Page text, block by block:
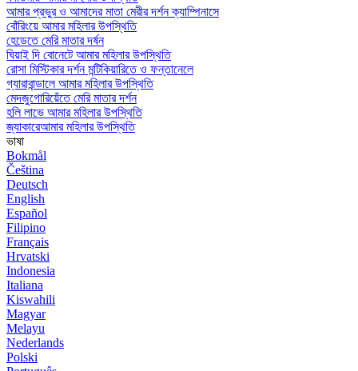
আমার প্রভুর ও আমাদের মাতা মেরীর দর্শন ক্যাম্পিনাসে
বোঁরিংয়ে আমার মহিলার উপস্থিতি
হেডেতে মেরি মাতার দর্ষন
ঘিয়াই দি বোনেটে আমার মহিলার উপস্থিতি
রোসা মিস্টিকার দর্শন মন্টিকিয়ারিতে ও ফন্তানেলে
গ্যারাবান্ডালে আমার মহিলার উপস্থিতি
মেদজুগোরিয়েঁতে মেরি মাতার দর্শন
হলি লাভে আমার মহিলার উপস্থিতি
জ্যাকারেআমার মহিলার উপস্থিতি
ভাষা
Bokmål
Čeština
Deutsch
English
Español
Filipino
Français
Hrvatski
Indonesia
Italiana
Kiswahili
Magyar
Melayu
Nederlands
Polski